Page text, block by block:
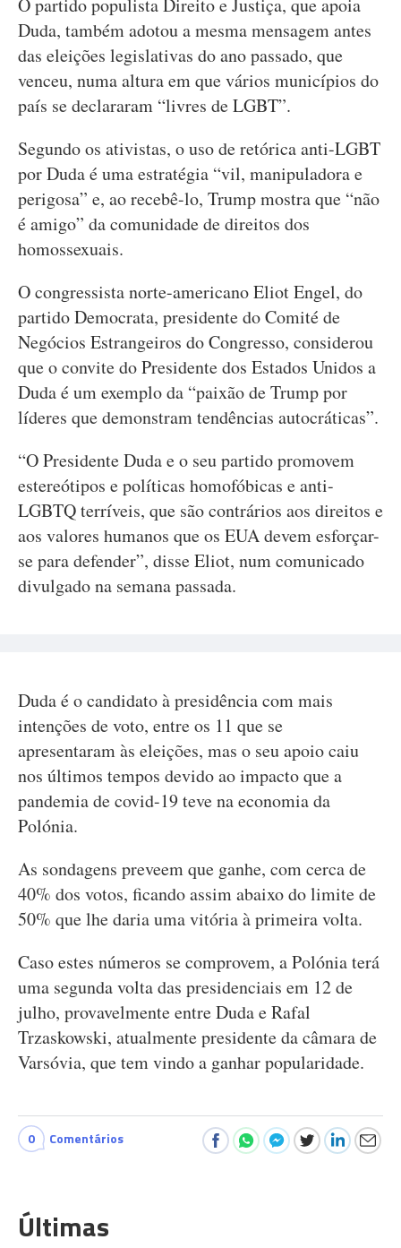
O partido populista Direito e Justiça, que apoia
Duda, também adotou a mesma mensagem antes
das eleições legislativas do ano passado, que
venceu, numa altura em que vários municípios do
país se declararam “livres de LGBT”.
Segundo os ativistas, o uso de retórica anti-LGBT
por Duda é uma estratégia “vil, manipuladora e
perigosa” e, ao recebê-lo, Trump mostra que “não
é amigo” da comunidade de direitos dos
homossexuais.
O congressista norte-americano Eliot Engel, do
partido Democrata, presidente do Comité de
Negócios Estrangeiros do Congresso, considerou
que o convite do Presidente dos Estados Unidos a
Duda é um exemplo da “paixão de Trump por
líderes que demonstram tendências autocráticas”.
“O Presidente Duda e o seu partido promovem
estereótipos e políticas homofóbicas e anti-
LGBTQ terríveis, que são contrários aos direitos e
aos valores humanos que os EUA devem esforçar-
se para defender”, disse Eliot, num comunicado
divulgado na semana passada.
Duda é o candidato à presidência com mais
intenções de voto, entre os 11 que se
apresentaram às eleições, mas o seu apoio caiu
nos últimos tempos devido ao impacto que a
pandemia de covid-19 teve na economia da
Polónia.
As sondagens preveem que ganhe, com cerca de
40% dos votos, ficando assim abaixo do limite de
50% que lhe daria uma vitória à primeira volta.
Caso estes números se comprovem, a Polónia terá
uma segunda volta das presidenciais em 12 de
julho, provavelmente entre Duda e Rafal
Trzaskowski, atualmente presidente da câmara de
Varsóvia, que tem vindo a ganhar popularidade.
0 Comentários
Últimas